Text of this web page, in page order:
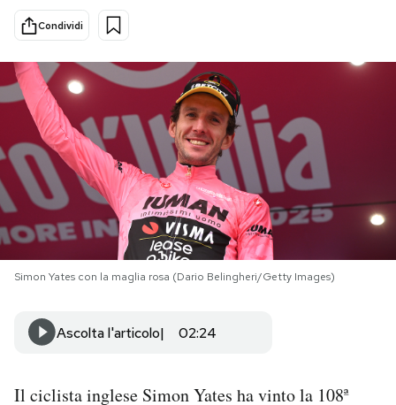
Cultura
Economia
Sport
PODCAST
NEWSLETTER
I MIEI PREFERITI
SHOP
Condividi
Simon Yates con la maglia rosa (Dario Belingheri/Getty Images)
Ascolta l'articolo 02:24
Il ciclista inglese Simon Yates ha vinto la 108ª